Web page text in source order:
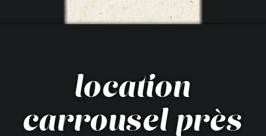
location
carrousel près